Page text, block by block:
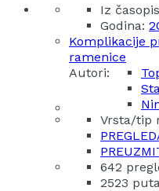
Iz
Godina:
Komplikacije
ramenice
Autori:
Vrsta/tip
642
2523